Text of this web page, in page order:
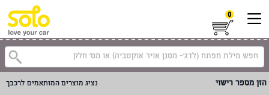
0
הזן מספר רישוי נציג מוצרים המותאמים לרכבך